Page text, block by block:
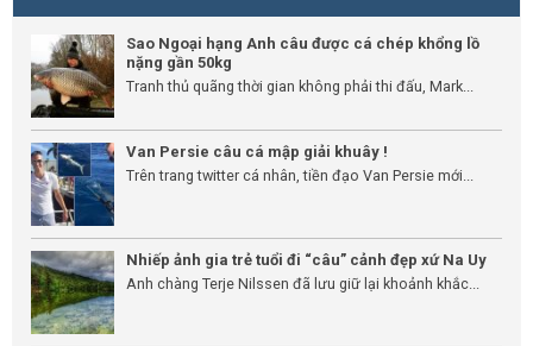
Sao Ngoại hạng Anh câu được cá chép khổng lồ
nặng gần 50kg
Tranh thủ quãng thời gian không phải thi đấu, Mark...
Van Persie câu cá mập giải khuây !
Trên trang twitter cá nhân, tiền đạo Van Persie mới...
Nhiếp ảnh gia trẻ tuổi đi “câu” cảnh đẹp xứ Na Uy
Anh chàng Terje Nilssen đã lưu giữ lại khoảnh khắc...